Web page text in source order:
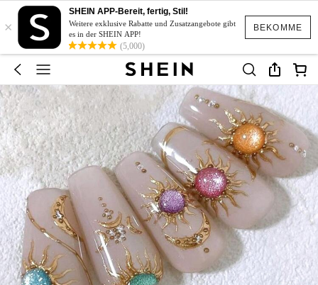
BEKOMME
×
SHEIN APP-Bereit, fertig, Stil!
Weitere exklusive Rabatte und Zusatzangebote gibt
es in der SHEIN APP!
(5,000)